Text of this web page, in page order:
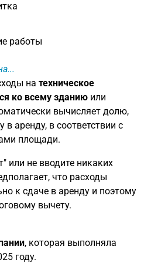
работы
на техническое
ко всему зданию или
вычисляет долю,
аренду, в соответствии с
площади.
или не вводите никаких
что расходы
к сдаче в аренду и поэтому
вычету.
, которая выполняла
году.